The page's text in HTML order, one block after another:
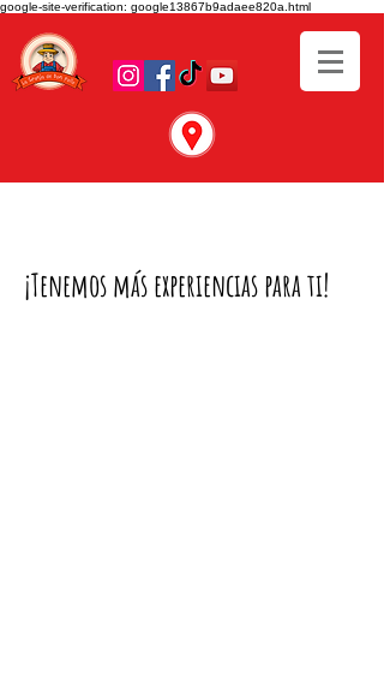
google-site-verification: google13867b9adaee820a.html
¡Tenemos más experiencias para ti!